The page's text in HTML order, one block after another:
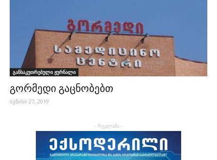
განსაკუთრებული ჟურნალი
გორმედი გაცნობებთ
ივნისი 27, 2019
- რეკლამა -